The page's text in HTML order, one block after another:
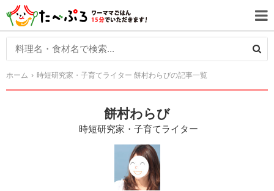
ホーム 時短研究家・子育てライター 餅村わらびの記事一覧
餅村わらび
時短研究家・子育てライター